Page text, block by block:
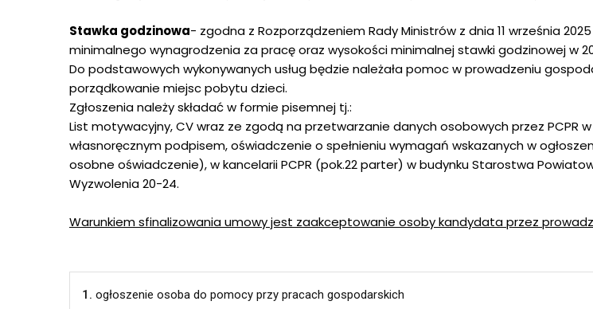
Stawka godzinowa- zgodna z Rozporządzeniem Rady Ministrów z dnia 11 września
minimalnego wynagrodzenia za pracę oraz wysokości minimalnej stawki godzinowej w
Do podstawowych wykonywanych usług będzie należała pomoc w prowadzeniu
porządkowanie miejsc pobytu dzieci.
Zgłoszenia należy składać w formie pisemnej tj.:
List motywacyjny, CV wraz ze zgodą na przetwarzanie danych osobowych przez PCPR
własnoręcznym podpisem, oświadczenie o spełnieniu wymagań wskazanych w
osobne oświadczenie), w kancelarii PCPR (pok.22 parter) w budynku Starostwa
Wyzwolenia 20-24.
Warunkiem sfinalizowania umowy jest zaakceptowanie osoby kandydata przez
1. ogłoszenie osoba do pomocy przy pracach gospodarskich